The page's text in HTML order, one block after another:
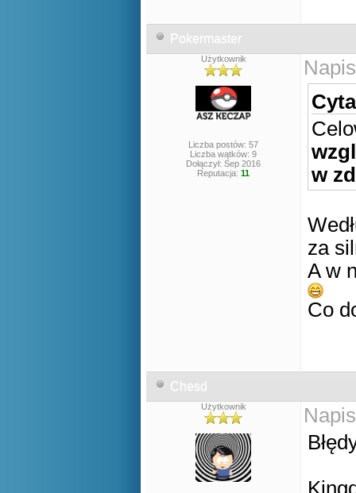
Pokermaster
Użytkownik
Liczba postów: 57
Liczba wątków: 9
Dołączył: Sep 2016
Reputacja: 11
w
za
A w
Co
Chesd
Użytkownik